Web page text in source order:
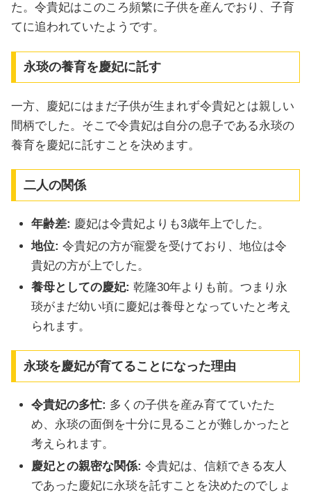
た。令貴妃はこのころ頻繁に子供を産んでおり、子育
てに追われていたようです。
永琰の養育を慶妃に託す
一方、慶妃にはまだ子供が生まれず令貴妃とは親しい
間柄でした。そこで令貴妃は自分の息子である永琰の
養育を慶妃に託すことを決めます。
二人の関係
年齢差: 慶妃は令貴妃よりも3歳年上でした。
地位: 令貴妃の方が寵愛を受けており、地位は令
貴妃の方が上でした。
養母としての慶妃: 乾隆30年よりも前。つまり永
琰がまだ幼い頃に慶妃は養母となっていたと考え
られます。
永琰を慶妃が育てることになった理由
令貴妃の多忙: 多くの子供を産み育てていたた
め、永琰の面倒を十分に見ることが難しかったと
考えられます。
慶妃との親密な関係: 令貴妃は、信頼できる友人
であった慶妃に永琰を託すことを決めたのでしょ